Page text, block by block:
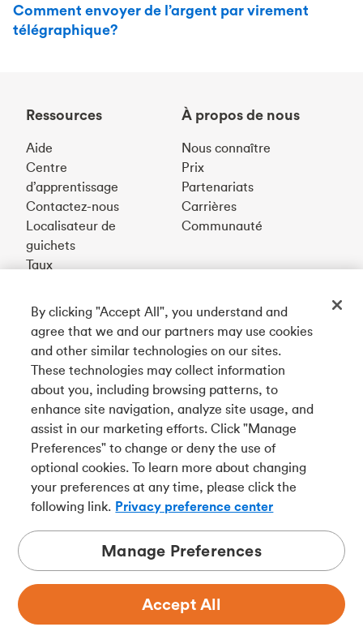
Comment envoyer de l’argent par virement
télégraphique?
Ressources
Aide
Centre
d’apprentissage
Contactez-nous
Localisateur de
guichets
Taux
À propos de nous
Nous connaître
Prix
Partenariats
Carrières
Communauté
English
Téléchargez notre appli
Connectez-vous avec nous
Tangerine est le nom commercial de la Banque Tangerine,
une filiale en propriété exclusive de La Banque de
Nouvelle-Écosse etmembre à part entière de la SADC
Confidentialité Choix de pub
By clicking "Accept All", you understand and
agree that we and our partners may use cookies
and other similar technologies on our sites.
These technologies may collect information
about you, including browsing patterns, to
enhance site navigation, analyze site usage, and
assist in our marketing efforts. Click "Manage
Preferences" to change or deny the use of
optional cookies. To learn more about changing
your preferences at any time, please click the
following link. Privacy preference center
Manage Preferences
Accept All